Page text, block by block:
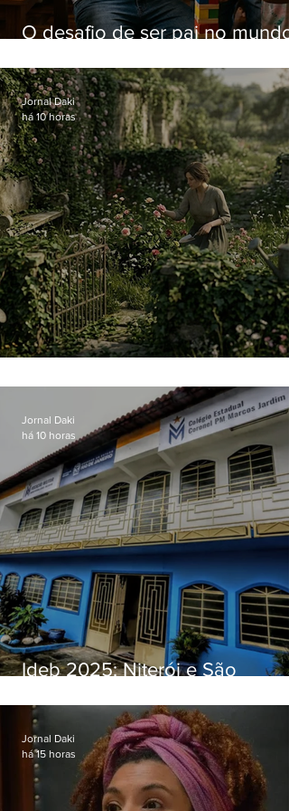
O desafio de ser pai no mundo
Jornal Daki
há 10 horas
Ideb 2025: Niterói e São
distintos no ensino médio; veja
Jornal Daki
há 10 horas
Jornal Daki
há 15 horas